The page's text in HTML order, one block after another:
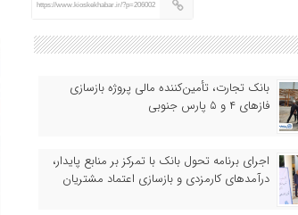
https://www.kioskekhabar.ir/?p=206002
بانک تجارت، تأمین‌کننده مالی پروژه بازسازی
فازهای ۴ و ۵ پارس جنوبی
اجرای برنامه تحول بانک با تمرکز بر منابع پایدار،
درآمدهای کارمزدی و بازسازی اعتماد مشتریان